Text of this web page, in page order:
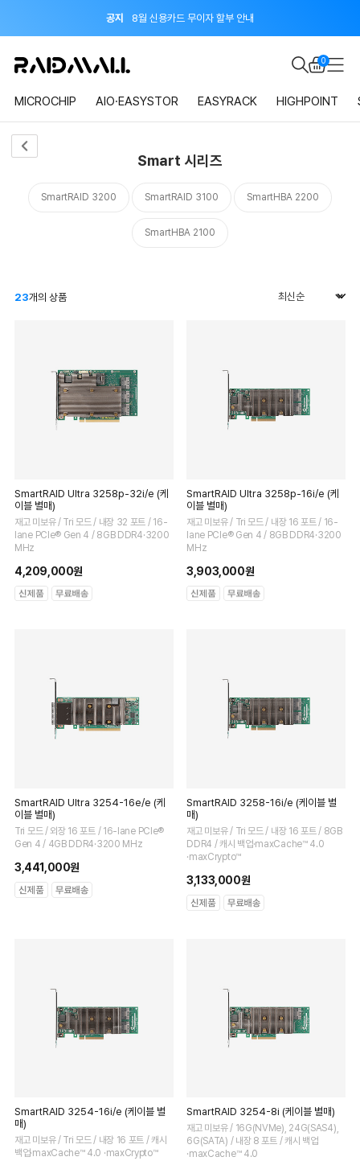
공지 8월 신용카드 무이자 할부 안내
이벤트 지금 회원가입하면 적립금 2,000원 드려요! 0
MICROCHIP AIO·EASYSTOR EASYRACK HIGHPOINT
Smart 시리즈
SmartRAID 3200 SmartRAID 3100 SmartHBA 2200
SmartHBA 2100
23개의 상품
SmartRAID Ultra 3258p-32i/e (케
이블 별매)
재고 미보유 / Tri 모드 / 내장 32 포트 / 16-
lane PCIe® Gen 4 / 8GB DDR4·3200
MHz
4,209,000원
SmartRAID Ultra 3258p-16i/e (케
이블 별매)
재고 미보유 / Tri 모드 / 내장 16 포트 / 16-
lane PCIe® Gen 4 / 8GB DDR4·3200
MHz
3,903,000원
SmartRAID Ultra 3254-16e/e (케
이블 별매)
Tri 모드 / 외장 16 포트 / 16-lane PCIe®
Gen 4 / 4GB DDR4·3200 MHz
3,441,000원
SmartRAID 3258-16i/e (케이블 별
매)
재고 미보유 / Tri 모드 / 내장 16 포트 / 8GB
DDR4 / 캐시 백업·maxCache™ 4.0
·maxCrypto™
3,133,000원
SmartRAID 3254-16i/e (케이블 별
매)
재고 미보유 / Tri 모드 / 내장 16 포트 / 캐시
백업·maxCache™ 4.0 ·maxCrypto™
SmartRAID 3254-8i (케이블 별매)
재고 미보유 / 16G(NVMe), 24G(SAS4),
6G(SATA) / 내장 8 포트 / 캐시 백업
·maxCache™ 4.0